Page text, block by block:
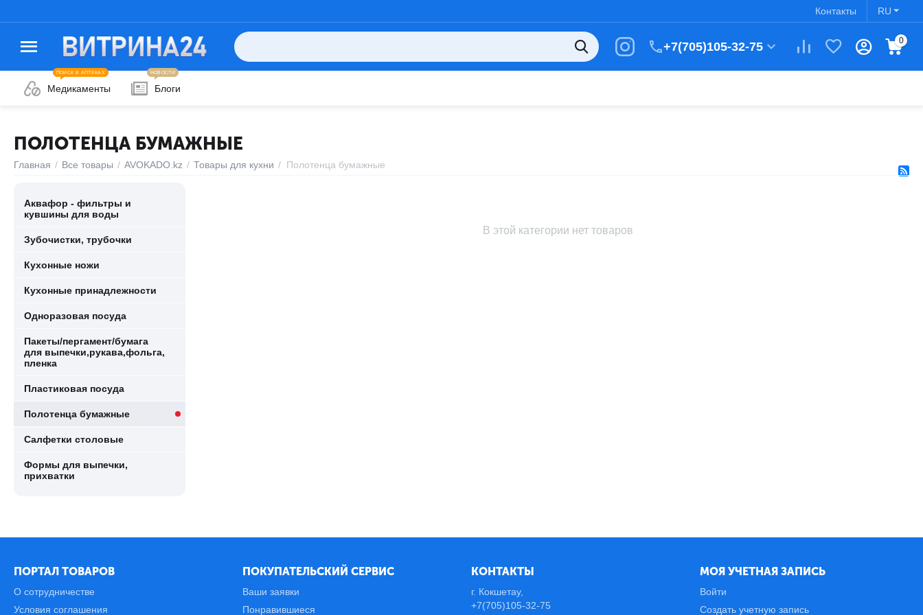
RU
Контакты
+7(705)105-32-75 0
Медикаменты
ПОИСК В АПТЕКАХ
Блоги
НОВОСТИ
ПОЛОТЕНЦА БУМАЖНЫЕ
Главная / Все товары / AVOKADO.kz / Товары для кухни / Полотенца бумажные
В этой категории нет товаров
Аквафор - фильтры и
кувшины для воды
Зубочистки, трубочки
Кухонные ножи
Кухонные принадлежности
Одноразовая посуда
Пакеты/пергамент/бумага
для выпечки,рукава,фольга,
пленка
Пластиковая посуда
Полотенца бумажные
Салфетки столовые
Формы для выпечки,
прихватки
ПОРТАЛ ТОВАРОВ
О сотрудничестве
Условия соглашения
ПОКУПАТЕЛЬСКИЙ СЕРВИС
Ваши заявки
Понравившиеся
КОНТАКТЫ
г. Кокшетау,
+7(705)105-32-75
МОЯ УЧЕТНАЯ ЗАПИСЬ
Войти
Создать учетную запись